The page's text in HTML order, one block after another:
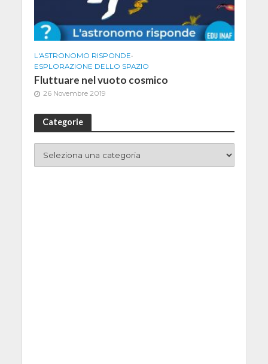
L'ASTRONOMO RISPONDE•
ESPLORAZIONE DELLO SPAZIO
Fluttuare nel vuoto cosmico
26 Novembre 2019
Categorie